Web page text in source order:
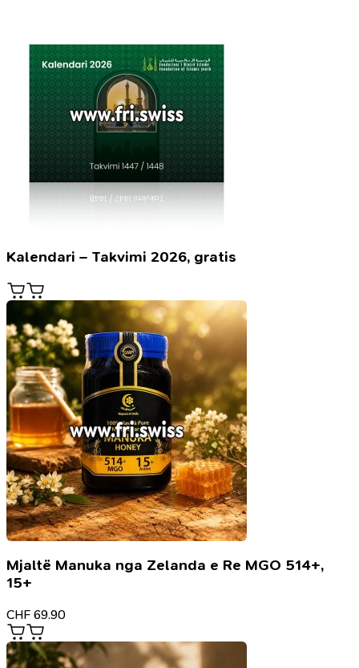
Kalendari – Takvimi 2026, gratis
Mjaltë Manuka nga Zelanda e Re MGO 514+,
15+
CHF 69.90